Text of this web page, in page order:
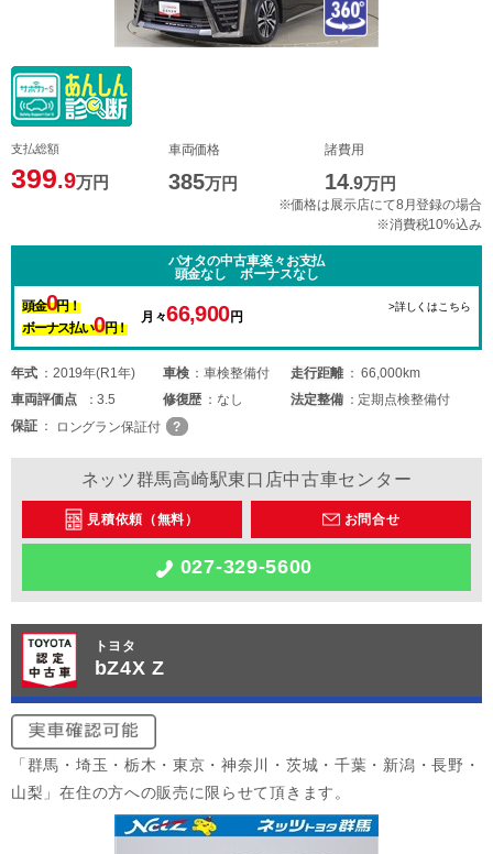
支払総額
399.9万円
車両価格
385万円
諸費用
14.9万円
※価格は展示店にて8月登録の場合
※消費税10%込み
パオタの中古車楽々お支払
頭金なし ボーナスなし
頭金0円！
ボーナス払い0円！
月々66,900円
>詳しくはこちら
年式 2019年(R1年) 車検 車検整備付 走行距離
66,000km
車両評価点 3.5 修復歴 なし 法定整備
定期点検整備付
保証
ロングラン保証付
ネッツ群馬高崎駅東口店中古車センター
見積依頼（無料） お問合せ
027-329-5600
トヨタ
bZ4X Z
「群馬・埼玉・栃木・東京・神奈川・茨城・千葉・新潟・長野・
山梨」在住の方への販売に限らせて頂きます。